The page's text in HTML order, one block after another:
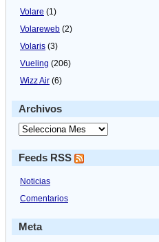
Volare (1)
Volareweb (2)
Volaris (3)
Vueling (206)
Wizz Air (6)
Archivos
Feeds RSS
Noticias
Comentarios
Meta